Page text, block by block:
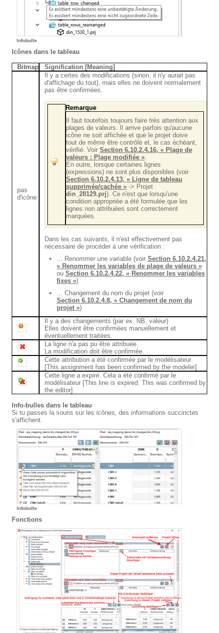
Infobulle
Icônes dans le tableau
Bitmap Signification [Meaning]
pas
d'icône
Il y a certes des modifications (sinon, il n'y aurait pas
d'affichage du tout), mais elles ne doivent normalement
pas être confirmées.
Remarque
Il faut toutefois toujours faire très attention aux
plages de valeurs. Il arrive parfois qu'aucune
icône ne soit affichée et que le projet doive
tout de même être contrôlé et, le cas échéant,
vérifié. Voir Section 6.10.2.4.16, « Plage de
valeurs : Plage modifiée »
En outre, lorsque certaines lignes
(expressions) ne sont plus disponibles (voir
Section 6.10.2.4.13, « Ligne de tableau
supprimée/cachée » -> Projet
din_28129.prj). Ce n'est que lorsqu'une
condition appropriée a été formulée que les
lignes non attribuées sont correctement
marquées.
Dans les cas suivants, il n'est effectivement pas
nécessaire de procéder à une vérification :
... Renommer une variable (voir Section 6.10.2.4.21,
« Renommer les variables de plage de valeurs »
ou Section 6.10.2.4.22, « Renommer les variables
fixes »)
... Changement du nom du projet (voir
Section 6.10.2.4.8, « Changement de nom du
projet »)
Il y a des changements (par ex. NB, valeur)
Elles doivent être confirmées manuellement et
éventuellement traitées.
La ligne n'a pas pu être attribuée.
La modification doit être confirmée.
Cette attribution a été confirmée par le modélisateur
[This assignment has been confirmed by the modeler]
Cette ligne a expiré. Cela a été confirmé par le
modélisateur [This line is expired. This was confirmed by
the editor]
Info-bulles dans le tableau
Si tu passes la souris sur les icônes, des informations succinctes
s'affichent.
Infobulle
Fonctions